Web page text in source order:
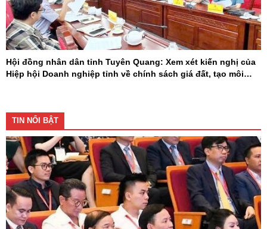
Hội đồng nhân dân tỉnh Tuyên Quang: Xem xét kiến nghị của
Hiệp hội Doanh nghiệp tỉnh về chính sách giá đất, tạo môi
TIN NỔI BẬT